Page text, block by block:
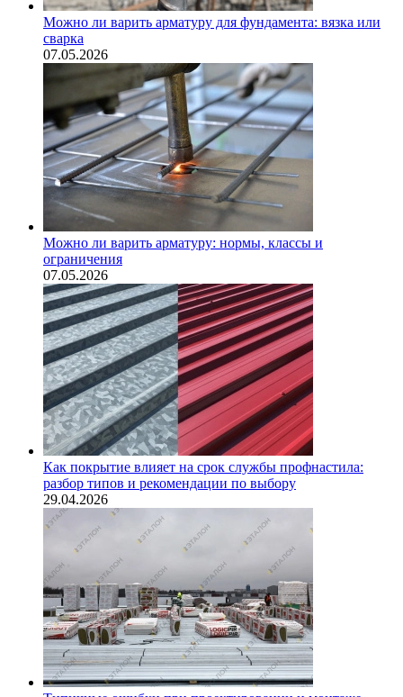
Можно ли варить арматуру для фундамента: вязка или
сварка
07.05.2026
Можно ли варить арматуру: нормы, классы и
ограничения
07.05.2026
Как покрытие влияет на срок службы профнастила:
разбор типов и рекомендации по выбору
29.04.2026